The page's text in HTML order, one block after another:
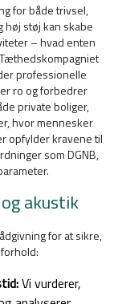
for både trivsel,
høj støj kan skabe
– hvad enten
professionelle
ro og forbedrer
private boliger,
hvor mennesker
opfylder kravene til
som DGNB,
akustik
for at sikre,
Vi vurderer,